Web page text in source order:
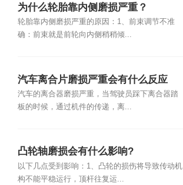
为什么轮胎靠内侧磨损严重？
轮胎靠内侧磨损严重的原因：1、前束调节不准
确：前束就是前轮向内侧稍稍倾...
汽车离合片磨损严重会有什么反应
汽车的离合器磨损严重，当驾驶员踩下离合器踏
板的时候，通过机件的传递，离...
凸轮轴磨损会有什么影响?
以下几点受到影响：1、凸轮的损伤将导致传动机
构不能平稳运行，顶杆往复运...